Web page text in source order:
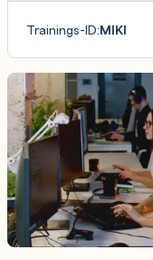
Trainings-ID:MIKI